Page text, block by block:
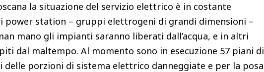
la situazione del servizio elettrico è in costante
station – gruppi elettrogeni di grandi dimensioni –
mano gli impianti saranno liberati dall’acqua, e in altri
dal maltempo. Al momento sono in esecuzione 57 piani di
delle porzioni di sistema elettrico danneggiate e per la posa